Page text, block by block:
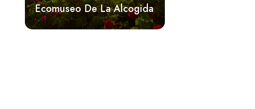
Ecomuseo De La Alcogida